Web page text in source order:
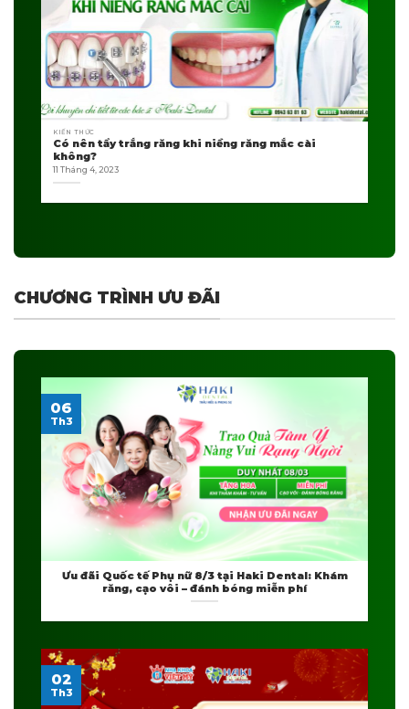
KIẾN THỨC
Có nên tẩy trắng răng khi niềng răng mắc cài
không?
11 Tháng 4, 2023
CHƯƠNG TRÌNH ƯU ĐÃI
Ưu đãi Quốc tế Phụ nữ 8/3 tại Haki Dental: Khám
răng, cạo vôi – đánh bóng miễn phí
06
Th3
02
Th3